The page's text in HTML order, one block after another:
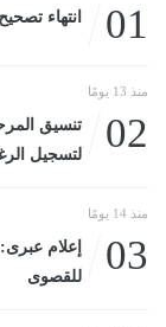
01 انتهاء
منذ 13 يومًا
02
لتسجيل
منذ 14 يومًا
03
إعلام
للقصوى